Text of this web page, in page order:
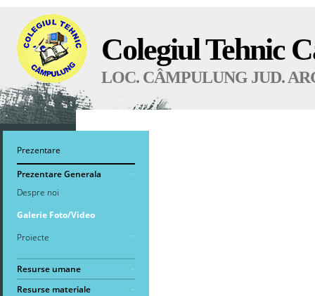
Colegiul Tehnic
LOC. CÂMPULUNG JUD.
Prezentare
Prezentare Generala
Despre noi
Galerie Foto/Video
Proiecte
Resurse umane
Resurse materiale